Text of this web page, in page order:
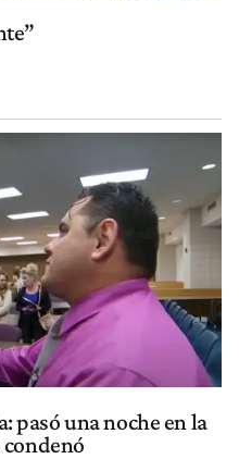
pasó una noche en la
condenó